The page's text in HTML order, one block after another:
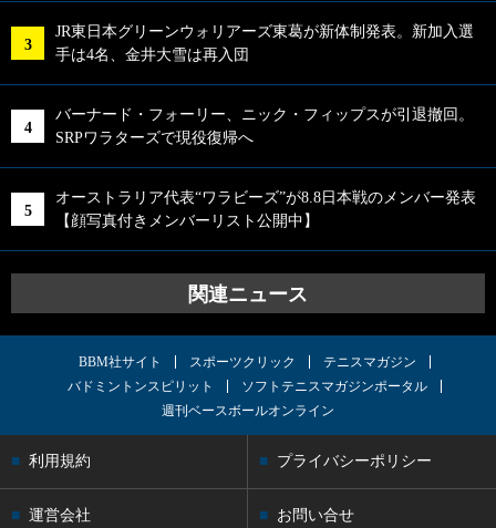
JR東日本グリーンウォリアーズ東葛が新体制発表。新加入選
手は4名、金井大雪は再入団
バーナード・フォーリー、ニック・フィップスが引退撤回。
SRPワラターズで現役復帰へ
オーストラリア代表“ワラビーズ”が8.8日本戦のメンバー発表
【顔写真付きメンバーリスト公開中】
関連ニュース
BBM社サイト スポーツクリック
テニスマガジン
バドミントンスピリット
ソフトテニスマガジンポータル
週刊ベースボールオンライン
利用規約 プライバシーポリシー
運営会社 お問い合せ